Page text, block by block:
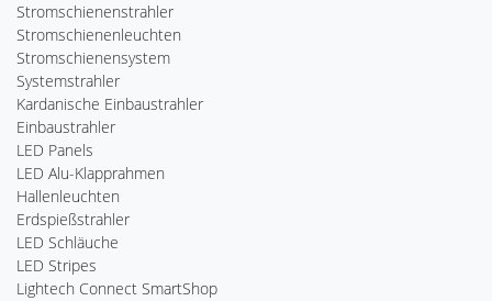
Stromschienenstrahler
Stromschienenleuchten
Stromschienensystem
Systemstrahler
Kardanische Einbaustrahler
Einbaustrahler
LED Panels
LED Alu-Klapprahmen
Hallenleuchten
Erdspießstrahler
LED Schläuche
LED Stripes
Lightech Connect SmartShop